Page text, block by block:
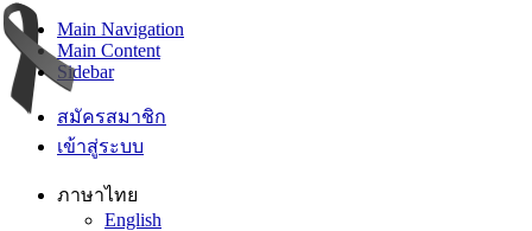
Main Navigation
Main Content
Sidebar
สมัครสมาชิก
เข้าสู่ระบบ
ภาษาไทย
English